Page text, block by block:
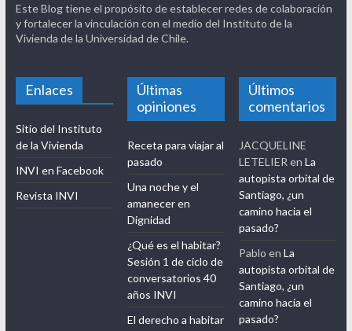
Este Blog tiene el propósito de establecer redes de colaboración
y fortalecer la vinculación con el medio del Instituto de la
Vivienda de la Universidad de Chile.
Enlaces
Sitio del Instituto
de la Vivienda
INVI en Facebook
Revista INVI
Últimas
opiniones
Receta para viajar al
pasado
Una noche y el
amanecer en
Dignidad
¿Qué es el habitar?
Sesión 1 de ciclo de
conversatorios 40
años INVI
El derecho a habitar
Últimos
comentarios
JACQUELINE
LETELIER enLa
autopista orbital de
Santiago, ¿un
camino hacia el
pasado?
Pablo enLa
autopista orbital de
Santiago, ¿un
camino hacia el
pasado?